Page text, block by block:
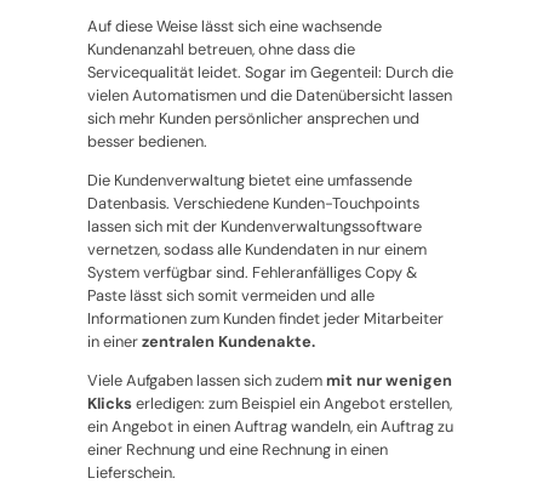
Auf diese Weise lässt sich eine wachsende
Kundenanzahl betreuen, ohne dass die
Servicequalität leidet. Sogar im Gegenteil: Durch die
vielen Automatismen und die Datenübersicht lassen
sich mehr Kunden persönlicher ansprechen und
besser bedienen.
Die Kundenverwaltung bietet eine umfassende
Datenbasis. Verschiedene Kunden-Touchpoints
lassen sich mit der Kundenverwaltungssoftware
vernetzen, sodass alle Kundendaten in nur einem
System verfügbar sind. Fehleranfälliges Copy &
Paste lässt sich somit vermeiden und alle
Informationen zum Kunden findet jeder Mitarbeiter
in einerzentralen Kundenakte.
Viele Aufgaben lassen sich zudemmit nur wenigen
Klicks erledigen: zum Beispiel ein Angebot erstellen,
ein Angebot in einen Auftrag wandeln, ein Auftrag zu
einer Rechnung und eine Rechnung in einen
Lieferschein.